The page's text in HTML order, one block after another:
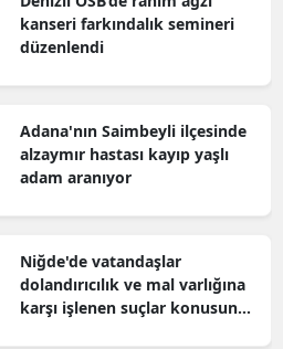
kanseri farkındalık semineri
düzenlendi
Adana'nın Saimbeyli ilçesinde
alzaymır hastası kayıp yaşlı
adam aranıyor
Niğde'de vatandaşlar
dolandırıcılık ve mal varlığına
karşı işlenen suçlar konusunda